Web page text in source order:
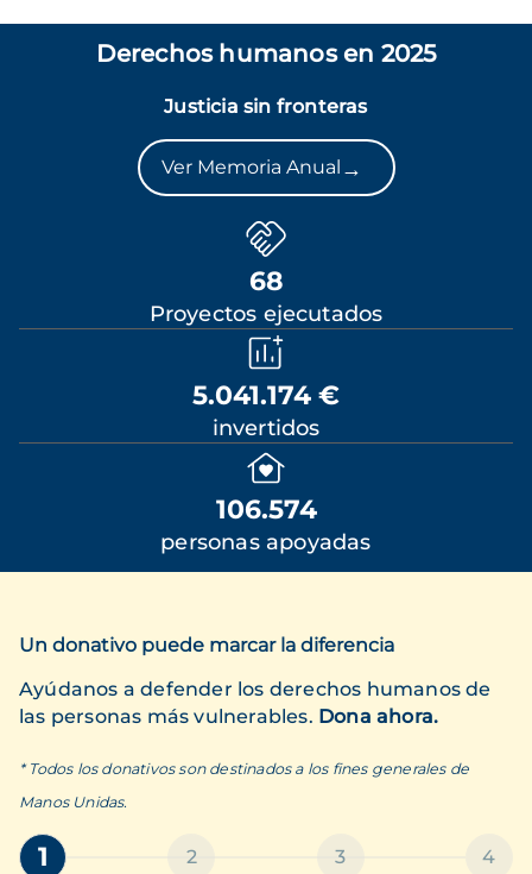
Derechos humanos en 2025
Justicia sin fronteras
Ver Memoria Anual →
68
Proyectos ejecutados
5.041.174 €
invertidos
106.574
personas apoyadas
Un donativo puede marcar la diferencia
Ayúdanos a defender los derechos humanos de
las personas más vulnerables. Dona ahora.
* Todos los donativos son destinados a los fines generales de
Manos Unidas.
1 2 3 4